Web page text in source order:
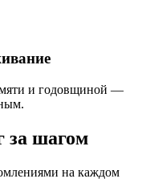
и годовщиной —
за шагом
на каждом